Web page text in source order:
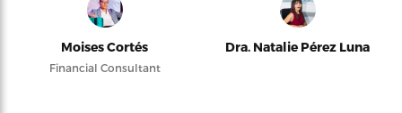
Moises Cortés
Financial Consultant
Dra. Natalie Pérez Luna